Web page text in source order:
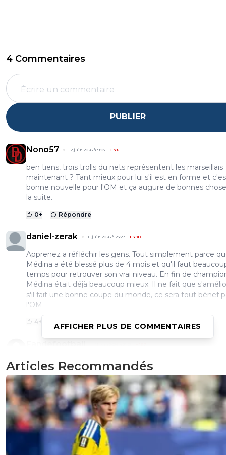
4 Commentaires
PUBLIER
Nono57 12 juin 2026 à 9:07 + 76
ben tiens, trois trolls du nets représentent les marseillais
maintenant ? Tant mieux pour lui s'il est en forme et
bonne nouvelle pour l'OM et ça augure de bonnes
la suite.
0+ Répondre
daniel-zerak 11 juin 2026 à 23:27 + 390
Apprenez a réfléchir les gens. Tout simplement parce
Médina a été blessé plus de 4 mois et qu'il faut
temps pour retrouver son vrai niveau. En fin de
Médina était déjà beaucoup mieux. Il ne fait que
s'il fait une bonne coupe du monde, ce sera tout bénef
l'OM
4+
Une bonne coupe et une très bonne revente....
0 Répondre
dijaya 11 juin 2026 à 20:30 +2164
n importe quoi. toujours chercher des trucs a dire. ...
Répondre
AFFICHER PLUS DE COMMENTAIRES
Articles Recommandés